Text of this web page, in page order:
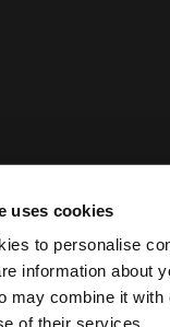
uses cookies
to personalise
information about
may combine it with
of their services.